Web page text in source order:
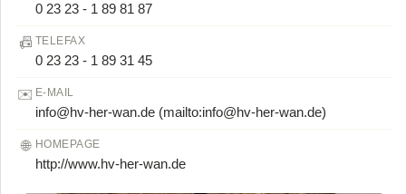
0 23 23 - 1 89 81 87
📠 TELEFAX
0 23 23 - 1 89 31 45
✉️ E-MAIL
info@hv-her-wan.de
🌐 HOMEPAGE
http://www.hv-her-wan.de